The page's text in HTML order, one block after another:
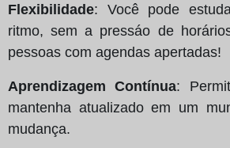
Flexibilidade: Você pode
ritmo, sem a pressáo de
pessoas com agendas apertadas!
Aprendizagem Contínua:
mantenha atualizado em um
mudança.